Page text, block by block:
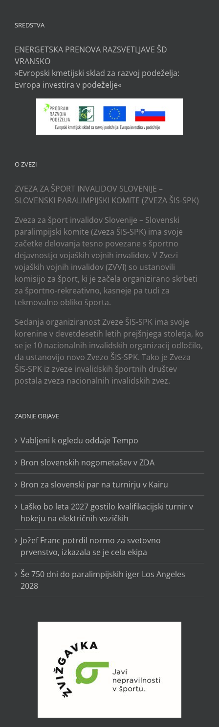
SREDSTVA
ENERGETSKA PRENOVA RAZSVETLJAVE ŠD
VRANSKO
»Evropski kmetijski sklad za razvoj podeželja:
Evropa investira v podeželje«
O ZVEZI
ZVEZA ZA ŠPORT INVALIDOV SLOVENIJE –
SLOVENSKI PARALIMPIJSKI KOMITE (ZVEZA ŠIS-SPK)
Zveza za šport invalidov Slovenije – Slovenski
paralimpijski komite (Zveza ŠIS-SPK) ima svoje
začetke delovanja tesno povezane s športno
dejavnostjo vojaških vojnih invalidov. V Zvezi
vojaških vojnih invalidov (ZVVI) so ustanovili
komisijo za šport, ki je začela organizirano skrbeti
za športno-rekreativno, kasneje pa tudi za
tekmovalno obliko športa.
Sedanja organiziranost Zveze ŠIS-SPK ima svoje
korenine v devetdesetih letih prejšnjega stoletja, ko
se je 10 nacionalnih invalidskih organizacij odločilo,
da ustanovijo novo Zvezo ŠIS-SPK. Tako je Zveza
ŠIS-SPK iz zveze invalidskih športnih društev
postala zveza nacionalnih invalidskih zvez.
ZADNJE OBJAVE
Vabljeni k ogledu oddaje Tempo
Bron slovenskih nogometašev v ZDA
Bron za slovenski par na turnirju v Kairu
Laško bo leta 2027 gostilo kvalifikacijski turnir v
hokeju na električnih vozičkih
Jožef Franc potrdil normo za svetovno
prvenstvo, izkazala se je cela ekipa
Še 750 dni do paralimpijskih iger Los Angeles
2028